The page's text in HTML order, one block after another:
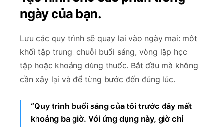
ngày của bạn.
Lưu các quy trình sẽ quay lại vào ngày mai: một
khối tập trung, chuỗi buổi sáng, vòng lặp học
tập hoặc khoảng dùng thuốc. Bắt đầu mà không
cần xây lại và để từng bước đến đúng lúc.
“Quy trình buổi sáng của tôi trước đây mất
khoảng ba giờ. Với ứng dụng này, giờ chỉ